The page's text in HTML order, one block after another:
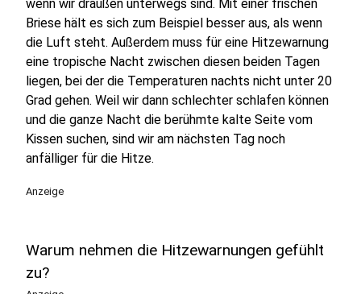
wenn wir draußen unterwegs sind. Mit einer frischen
Briese hält es sich zum Beispiel besser aus, als wenn
die Luft steht. Außerdem muss für eine Hitzewarnung
eine tropische Nacht zwischen diesen beiden Tagen
liegen, bei der die Temperaturen nachts nicht unter 20
Grad gehen. Weil wir dann schlechter schlafen können
und die ganze Nacht die berühmte kalte Seite vom
Kissen suchen, sind wir am nächsten Tag noch
anfälliger für die Hitze.
Anzeige
Warum nehmen die Hitzewarnungen gefühlt
zu?